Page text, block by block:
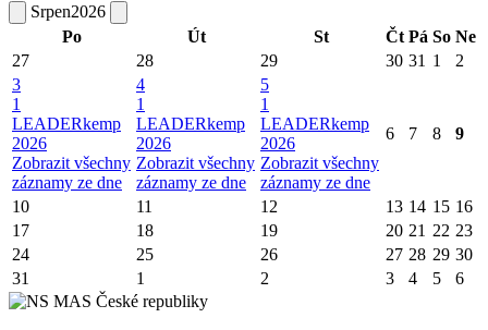
Srpen2026
Po
Út St Čt Pá So Ne
27
28 29 30 31 1
2
3
1
LEADERkemp
2026
Zobrazit všechny
záznamy ze dne
4
1
LEADERkemp
2026
Zobrazit všechny
záznamy ze dne
5
1
LEADERkemp
2026
Zobrazit všechny
záznamy ze dne
6 7 8 9
10 11 12 13 14 15 16
17
18 19 20 21 22 23
24
25 26 27 28 29 30
31
1 2 3 4 5 6